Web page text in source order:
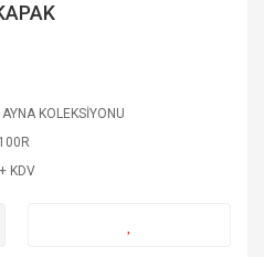
KOLEKSİYONU
KDV